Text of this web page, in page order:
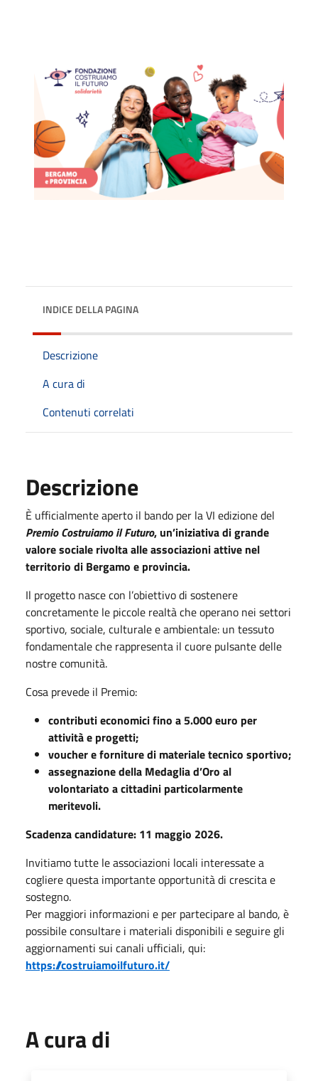
INDICE DELLA PAGINA
Descrizione
A cura di
Contenuti correlati
Descrizione
È ufficialmente aperto il bando per la VI edizione del
Premio Costruiamo il Futuro, un’iniziativa di grande
valore sociale rivolta alle associazioni attive nel
territorio di Bergamo e provincia.
Il progetto nasce con l’obiettivo di sostenere
concretamente le piccole realtà che operano nei settori
sportivo, sociale, culturale e ambientale: un tessuto
fondamentale che rappresenta il cuore pulsante delle
nostre comunità.
Cosa prevede il Premio:
contributi economici fino a 5.000 euro per
attività e progetti;
voucher e forniture di materiale tecnico sportivo;
assegnazione della Medaglia d’Oro al
volontariato a cittadini particolarmente
meritevoli.
Scadenza candidature: 11 maggio 2026.
Invitiamo tutte le associazioni locali interessate a
cogliere questa importante opportunità di crescita e
sostegno.
Per maggiori informazioni e per partecipare al bando, è
possibile consultare i materiali disponibili e seguire gli
aggiornamenti sui canali ufficiali, qui:
https://costruiamoilfuturo.it/
A cura di